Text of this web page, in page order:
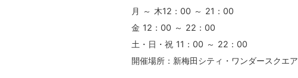
月 ～ 木12：00 ～ 21：00
金 12：00 ～ 22：00
土・日・祝 11：00 ～ 22：00
開催場所：新梅田シティ・ワンダースクエア